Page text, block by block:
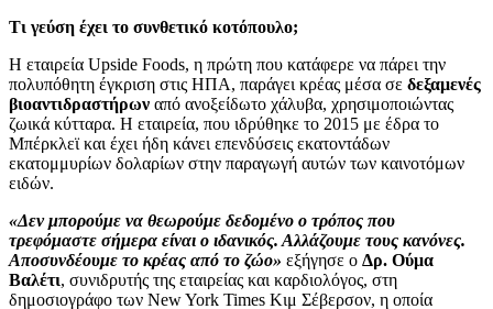
Τι γεύση έχει το συνθετικό κοτόπουλο;
Η εταιρεία Upside Foods, η πρώτη που κατάφερε να πάρει την
πολυπόθητη έγκριση στις ΗΠΑ, παράγει κρέας μέσα σε δεξαμενές
βιοαντιδραστήρων από ανοξείδωτο χάλυβα, χρησιμοποιώντας
ζωικά κύτταρα. Η εταιρεία, που ιδρύθηκε το 2015 με έδρα το
Μπέρκλεϊ και έχει ήδη κάνει επενδύσεις εκατοντάδων
εκατομμυρίων δολαρίων στην παραγωγή αυτών των καινοτόμων
ειδών.
«Δεν μπορούμε να θεωρούμε δεδομένο ο τρόπος που
τρεφόμαστε σήμερα είναι ο ιδανικός. Αλλάζουμε τους κανόνες.
Αποσυνδέουμε το κρέας από το ζώο» εξήγησε ο Δρ. Ούμα
Βαλέτι, συνιδρυτής της εταιρείας και καρδιολόγος, στη
δημοσιογράφο των New York Times Κιμ Σέβερσον, η οποία